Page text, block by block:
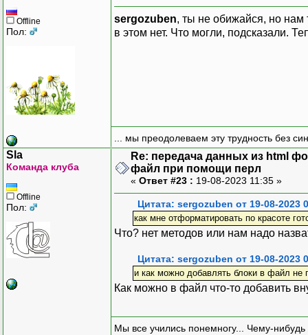
Offline
Пол:
sergozuben, ты не обижайся, но нам
в этом нет. Что могли, подсказали.
... мы преодолеваем эту трудность без
Sla
Команда клуба
Offline
Пол:
Re: передача данных из html
файл при помощи перл
« Ответ #23 : 19-08-2023 11:35 »
Цитата: sergozuben от 19-08-2023
как мне отформатировать по красоте
Что? нет методов или нам надо
Цитата: sergozuben от 19-08-2023
и как можно добавлять блоки в файл не
Как можно в файл что-то добавить
Мы все учились понемногу... Чему-нибудь